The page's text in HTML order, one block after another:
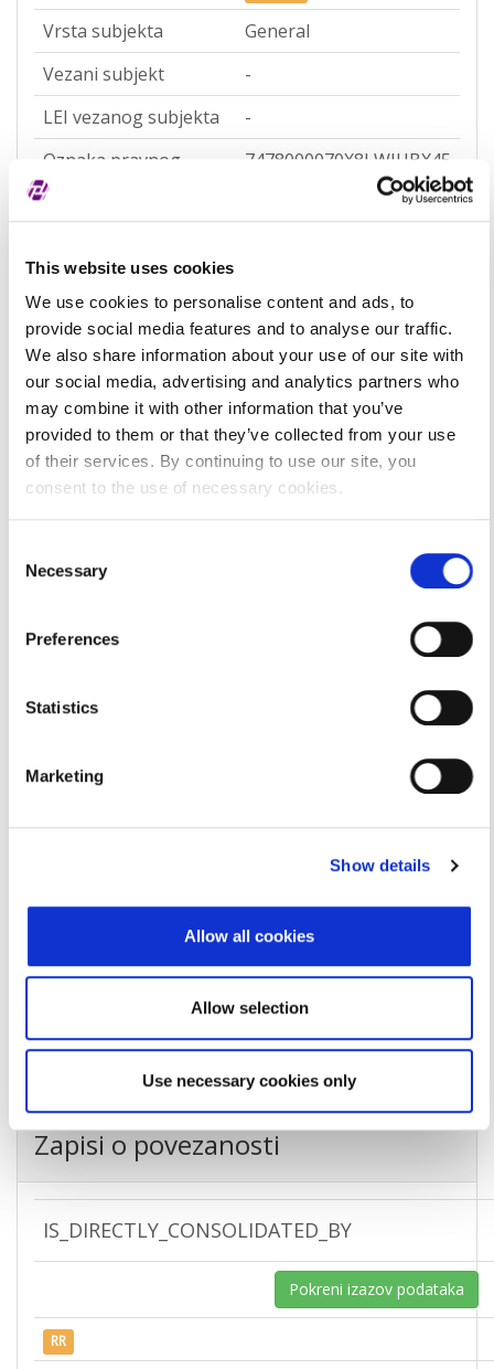
This website uses cookies
We use cookies to personalise content and ads, to
provide social media features and to analyse our traffic.
We also share information about your use of our site with
our social media, advertising and analytics partners who
may combine it with other information that you’ve
provided to them or that they’ve collected from your use
of their services. By continuing to use our site, you
consent to the use of necessary cookies.
Selection
Necessary
Preferences
Statistics
Marketing
Show details
Allow all cookies
Allow selection
Use necessary cookies only
Vrsta subjekta
General
Vezani subjekt
-
LEI vezanog subjekta
-
Oznaka pravnog
nasljednika
7478000070X8LWJUBX45
Naziv pravnog
SUNCE HOTELI dioničko
Potvrđeno kod
Sudski registar
Tip valjanosti
potpuno potvrđeno kod
registra
Datum isteka
subjekta
10.01.2020
Adresa
Država
Adresa sjedišta subjekta
21325
Grad
TUČEPI
Croatia
Zapisi o povezanosti
IS_DIRECTLY_CONSOLIDATED_BY
Pokreni izazov podataka
RR